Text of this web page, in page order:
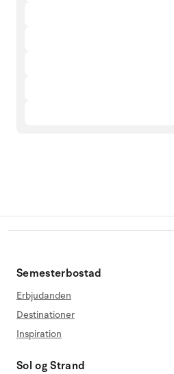
Semesterbostad
Erbjudanden
Destinationer
Inspiration
Sol og Strand